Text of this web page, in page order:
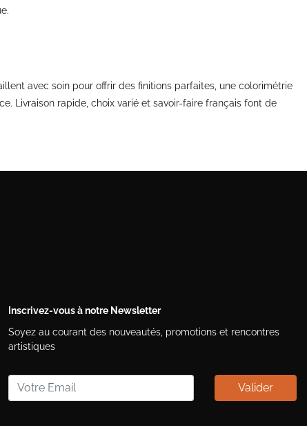
avec soin pour offrir des finitions parfaites, une colorimétrie
Livraison rapide, choix varié et savoir-faire français font de
Inscrivez-vous à notre Newsletter
Soyez au courant des nouveautés, promotions et rencontres
artistiques
Valider